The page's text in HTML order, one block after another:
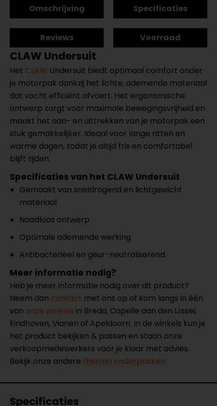
Omschrijving Specificaties
Reviews Voorraad
CLAW Undersuit
Het CLAW Undersuit biedt optimaal comfort onder
je motorpak dankzij het lichte, ademende materiaal
dat vocht efficiënt afvoert. Het ergonomische
ontwerp zorgt voor maximale bewegingsvrijheid en
maakt het aan- en uittrekken van je motorpak een
stuk gemakkelijker. Ideaal voor lange ritten en
warme dagen, zodat je altijd fris en comfortabel
blijft rijden.
Specificaties van het CLAW Undersuit
Gemaakt van sneldrogend en lichtgewicht
materiaal
Naadloos ontwerp
Optimale ademende werking
Antibacterieel en geur-neutraliserend
Meer informatie nodig?
Heb je meer informatie nodig over dit product?
Neem dan contact met ons op of kom langs in één
van onze winkels in Breda, Capelle aan den IJssel,
Eindhoven, Vianen of Apeldoorn. In de winkels kun je
het product bekijken & passen en staan onze
verkoopmedewerkers voor je klaar met advies.
Bekijk onze andere thermo onderpakken.
Specificaties